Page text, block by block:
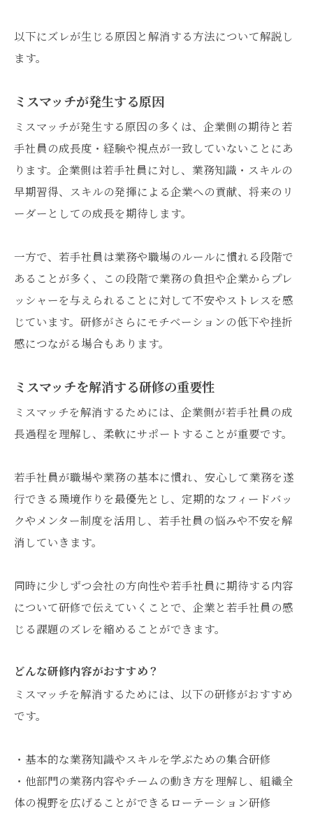
以下にズレが生じる原因と解消する方法について解説し
ます。
ミスマッチが発生する原因
ミスマッチが発生する原因の多くは、企業側の期待と若
手社員の成長度・経験や視点が一致していないことにあ
ります。企業側は若手社員に対し、業務知識・スキルの
早期習得、スキルの発揮による企業への貢献、将来のリ
ーダーとしての成長を期待します。
一方で、若手社員は業務や職場のルールに慣れる段階で
あることが多く、この段階で業務の負担や企業からプレ
ッシャーを与えられることに対して不安やストレスを感
じています。研修がさらにモチベーションの低下や挫折
感につながる場合もあります。
ミスマッチを解消する研修の重要性
ミスマッチを解消するためには、企業側が若手社員の成
長過程を理解し、柔軟にサポートすることが重要です。
若手社員が職場や業務の基本に慣れ、安心して業務を遂
行できる環境作りを最優先とし、定期的なフィードバッ
クやメンター制度を活用し、若手社員の悩みや不安を解
消していきます。
同時に少しずつ会社の方向性や若手社員に期待する内容
について研修で伝えていくことで、企業と若手社員の感
じる課題のズレを縮めることができます。
どんな研修内容がおすすめ？
ミスマッチを解消するためには、以下の研修がおすすめ
です。
・基本的な業務知識やスキルを学ぶための集合研修
・他部門の業務内容やチームの動き方を理解し、組織全
体の視野を広げることができるローテーション研修